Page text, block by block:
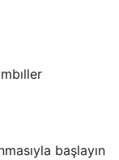
başlayın